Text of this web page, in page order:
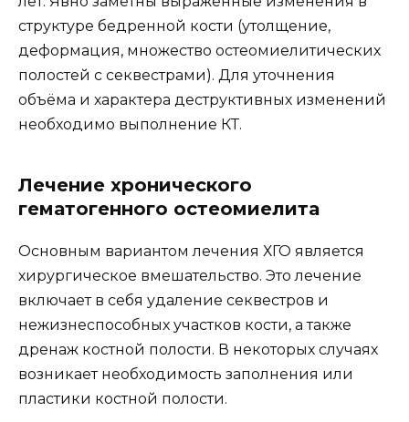
структуре бедренной кости (утолщение,
деформация, множество остеомиелитических
полостей с секвестрами). Для уточнения
объёма и характера деструктивных изменений
необходимо выполнение КТ.
Лечение хронического
гематогенного остеомиелита
Основным вариантом лечения ХГО является
хирургическое вмешательство. Это лечение
включает в себя удаление секвестров и
нежизнеспособных участков кости, а также
дренаж костной полости. В некоторых случаях
возникает необходимость заполнения или
пластики костной полости.